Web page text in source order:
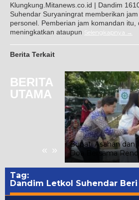
Klungkung.Mitanews.co.id | Dandim
Suhendar Suryaningrat memberikan
personel. Pemberian jam komandan itu,
meningkatkan ataupun Selengkapnya
Berita Terkait
BERITA
UTAMA
« »
Bupati Asahan dan
Doa Bersama
Tag:
Dandim Letkol Suhendar